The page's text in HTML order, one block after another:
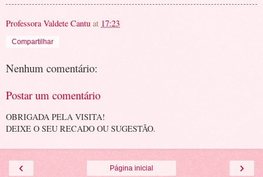
Professora Valdete Cantu at 17:23
Compartilhar
Nenhum comentário:
Postar um comentário
OBRIGADA PELA VISITA!
DEIXE O SEU RECADO OU SUGESTÃO.
‹ ›
Página inicial